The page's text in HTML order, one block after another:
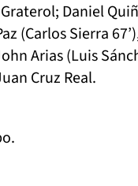
Daniel
(Carlos Sierra
Arias (Luis
Cruz Real.